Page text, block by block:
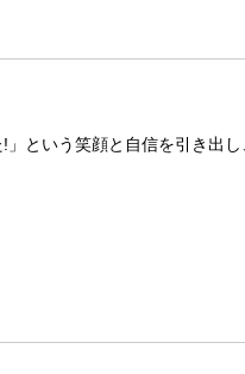
という笑顔と自信を引き出し